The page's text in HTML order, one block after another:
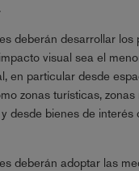
deberán desarrollar los
visual sea el
en particular desde
zonas turísticas,
desde bienes de interés
deberán adoptar las